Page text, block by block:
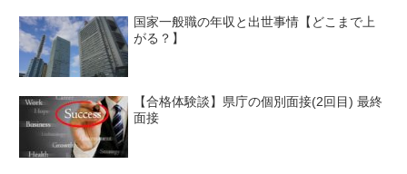
国家一般職の年収と出世事情【どこまで上
がる？】
【合格体験談】県庁の個別面接(2回目) 最終
面接